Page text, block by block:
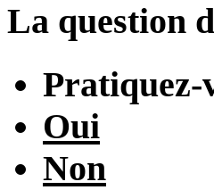
La question
Pratiquez-
Oui
Non